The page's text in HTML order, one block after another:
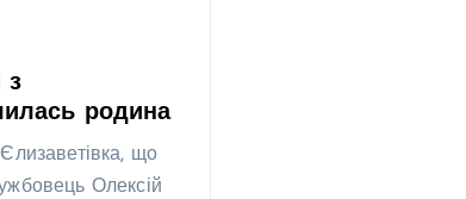
з
родина
що
Олексій